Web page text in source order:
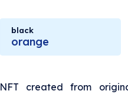
black
orange
NFT created from